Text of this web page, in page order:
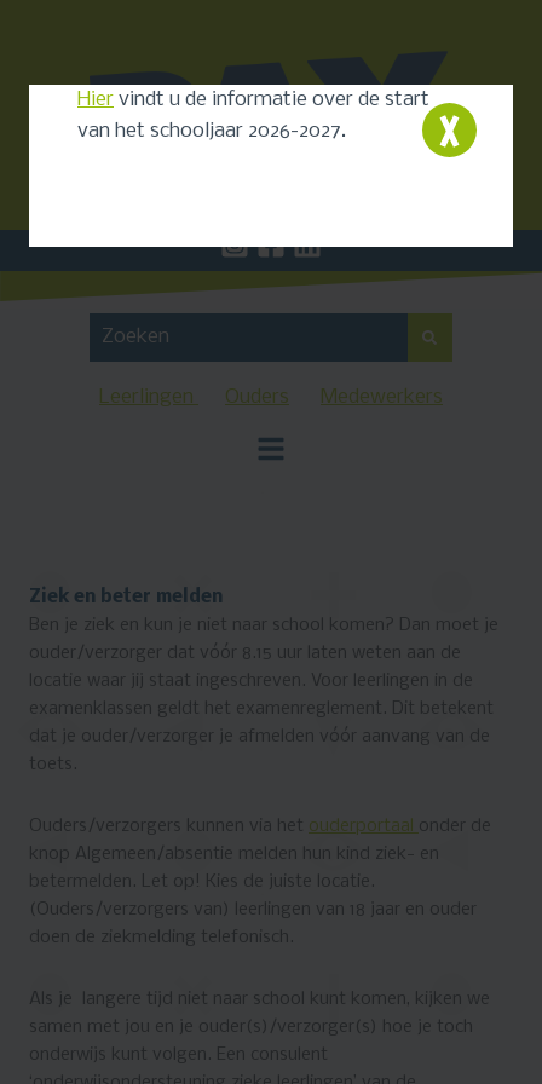
Hier vindt u de informatie over de start
van het schooljaar 2026-2027.
Leerlingen Ouders Medewerkers
Ziek en beter melden
Ben je ziek en kun je niet naar school komen? Dan moet je
ouder/verzorger dat vóór 8.15 uur laten weten aan de
locatie waar jij staat ingeschreven. Voor leerlingen in de
examenklassen geldt het examenreglement. Dit betekent
dat je ouder/verzorger je afmelden vóór aanvang van de
toets.
Ouders/verzorgers kunnen via het ouderportaal onder de
knop Algemeen/absentie melden hun kind ziek- en
betermelden. Let op! Kies de juiste locatie.
(Ouders/verzorgers van) leerlingen van 18 jaar en ouder
doen de ziekmelding telefonisch.
Als je langere tijd niet naar school kunt komen, kijken we
samen met jou en je ouder(s)/verzorger(s) hoe je toch
onderwijs kunt volgen. Een consulent